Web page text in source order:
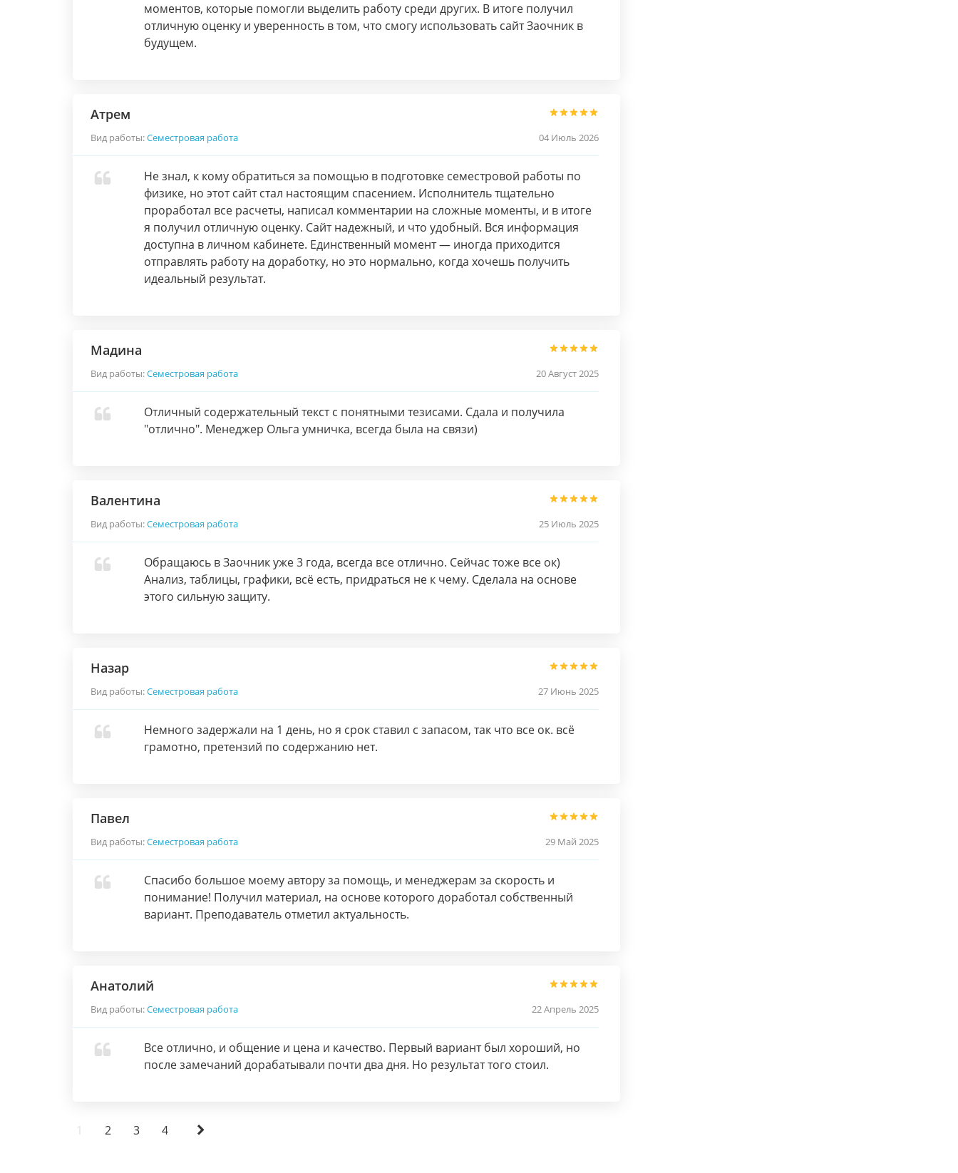
моментов, которые помогли выделить работу среди других. В итоге получил
отличную оценку и уверенность в том, что смогу использовать сайт Заочник в
будущем.
Атрем
Вид работы:Семестровая работа 04 Июль 2026
Не знал, к кому обратиться за помощью в подготовке семестровой работы по
физике, но этот сайт стал настоящим спасением. Исполнитель тщательно
проработал все расчеты, написал комментарии на сложные моменты, и в итоге
я получил отличную оценку. Сайт надежный, и что удобный. Вся информация
доступна в личном кабинете. Единственный момент — иногда приходится
отправлять работу на доработку, но это нормально, когда хочешь получить
идеальный результат.
Мадина
Вид работы:Семестровая работа 20 Август 2025
Отличный содержательный текст с понятными тезисами. Сдала и получила
"отлично". Менеджер Ольга умничка, всегда была на связи)
Валентина
Вид работы:Семестровая работа 25 Июль 2025
Обращаюсь в Заочник уже 3 года, всегда все отлично. Сейчас тоже все ок)
Анализ, таблицы, графики, всё есть, придраться не к чему. Сделала на основе
этого сильную защиту.
Назар
Вид работы:Семестровая работа 27 Июнь 2025
Немного задержали на 1 день, но я срок ставил с запасом, так что все ок. всё
грамотно, претензий по содержанию нет.
Павел
Вид работы:Семестровая работа 29 Май 2025
Спасибо большое моему автору за помощь, и менеджерам за скорость и
понимание! Получил материал, на основе которого доработал собственный
вариант. Преподаватель отметил актуальность.
Анатолий
Вид работы:Семестровая работа 22 Апрель 2025
Все отлично, и общение и цена и качество. Первый вариант был хороший, но
после замечаний дорабатывали почти два дня. Но результат того стоил.
1 2 3 4